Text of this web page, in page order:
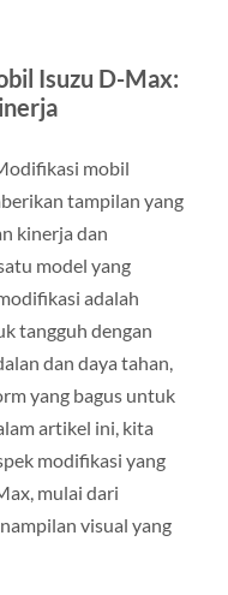
Isuzu D-Max:
mobil
tampilan yang
kinerja dan
model yang
adalah
tangguh dengan
dan daya tahan,
yang bagus untuk
artikel ini, kita
modifikasi yang
mulai dari
visual yang